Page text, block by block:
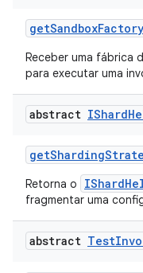
getSandboxFactory
Receber uma fábrica
para executar uma
abstract IShard
getSharding
Retorna o
fragmentar uma
abstract Test